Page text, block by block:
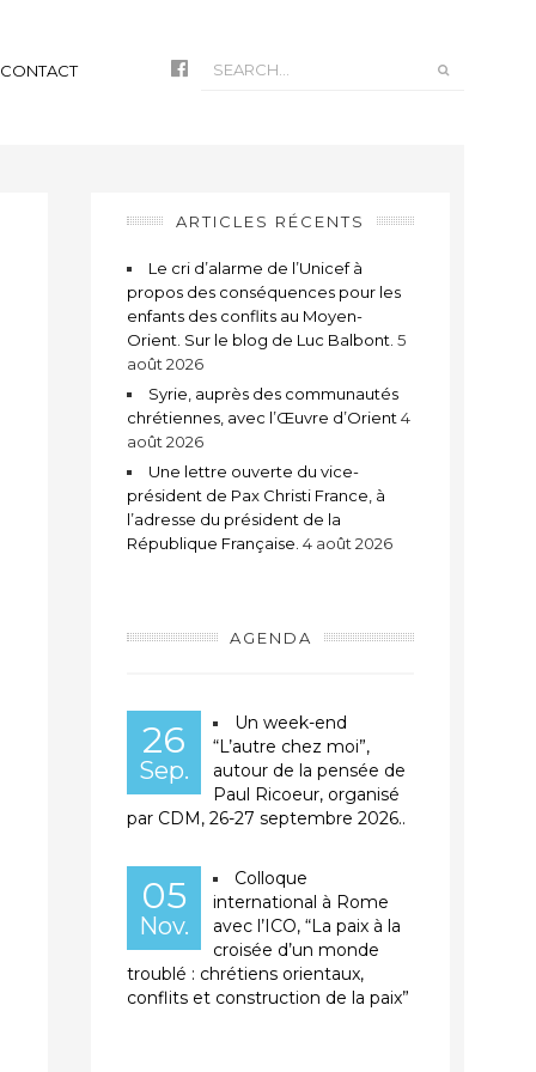
CONTACT
ARTICLES RÉCENTS
Le cri d’alarme de l’Unicef à
propos des conséquences pour les
enfants des conflits au Moyen-
Orient. Sur le blog de Luc Balbont. 5
août 2026
Syrie, auprès des communautés
chrétiennes, avec l’Œuvre d’Orient 4
août 2026
Une lettre ouverte du vice-
président de Pax Christi France, à
l’adresse du président de la
République Française. 4 août 2026
AGENDA
26
Sep.
Un week-end
“L’autre chez moi”,
autour de la pensée de
Paul Ricoeur, organisé
par CDM, 26-27 septembre 2026..
05
Nov.
Colloque
international à Rome
avec l’ICO, “La paix à la
croisée d’un monde
troublé : chrétiens orientaux,
conflits et construction de la paix”